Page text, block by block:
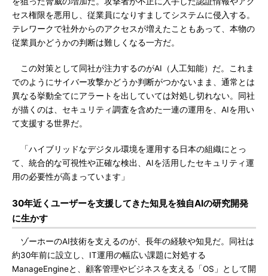
セス権限を悪用し、従業員になりすましてシステムに侵入する。
テレワークで社外からのアクセスが増えたこともあって、本物の
従業員かどうかの判断は難しくなる一方だ。
この対策として同社が注力するのがAI（人工知能）だ。これま
でのようにサイバー攻撃かどうか判断がつかないまま、通常とは
異なる挙動全てにアラートを出していては対処し切れない。同社
が描くのは、セキュリティ調査を含めた一連の運用を、AIを用い
て支援する世界だ。
「ハイブリッドなデジタル環境を運用する日本の組織にとっ
て、統合的な可視性や正確な検出、AIを活用したセキュリティ運
用の必要性が高まっています」
30年近くユーザーを支援してきた知見を独自AIの研究開発
に生かす
ゾーホーのAI技術を支えるのが、長年の経験や知見だ。同社は
約30年前に設立し、IT運用の幅広い課題に対処する
ManageEngineと、顧客管理やビジネスを支える「OS」として開